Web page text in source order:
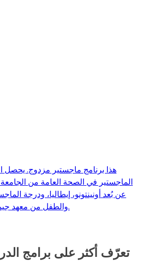
هذا برنامج ماجستير مزدوج.
الماجستير في الصحة العامة من الجامعة
عن بُعد أونينتونو، إيطاليا، ودرجة
والطفل من معهد جيمس ليند، سويسرا.
تعرّف أكثر على برامج